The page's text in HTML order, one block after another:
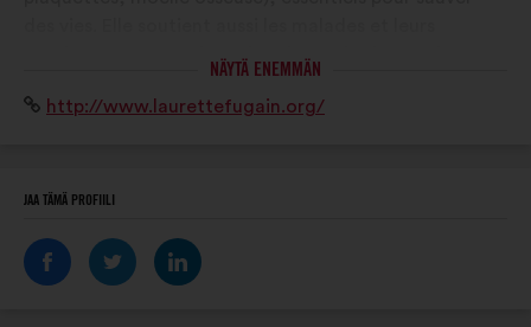
proches, et finance la recherche sur les leucémies.
NÄYTÄ ENEMMÄN
Verkkosivusto:
http://www.laurettefugain.org/
JAA TÄMÄ PROFIILI